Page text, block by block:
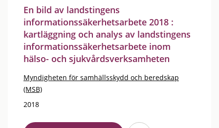
En bild av landstingens
informationssäkerhetsarbete 2018 :
kartläggning och analys av landstingens
informationssäkerhetsarbete inom
hälso- och sjukvårdsverksamheten
Myndigheten för samhällsskydd och beredskap
(MSB)
2018